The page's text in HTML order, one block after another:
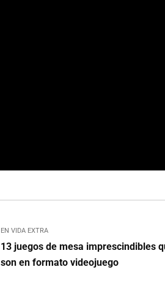
EN VIDA EXTRA
13 juegos de mesa imprescindibles
son en formato videojuego